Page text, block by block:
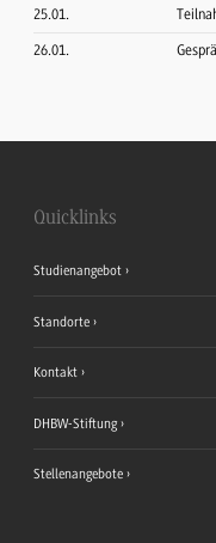
25.01.
26.01.
Quicklinks
Studienangebot
Standorte
Kontakt
DHBW-Stiftung
Stellenangebote